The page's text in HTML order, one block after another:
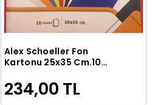
Sepete Ekle
Alex Schoeller Fon
Kartonu 25x35 Cm.10
234,00 TL